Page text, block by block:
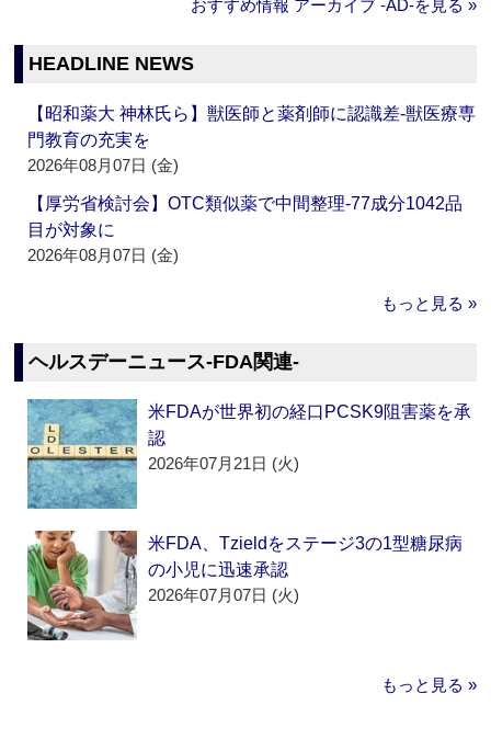
おすすめ情報 アーカイブ ‐AD‐を見る »
HEADLINE NEWS
【昭和薬大 神林氏ら】獣医師と薬剤師に認識差‐獣医療専
門教育の充実を
2026年08月07日 (金)
【厚労省検討会】OTC類似薬で中間整理‐77成分1042品
目が対象に
2026年08月07日 (金)
もっと見る »
ヘルスデーニュース‐FDA関連‐
米FDAが世界初の経口PCSK9阻害薬を承
認
2026年07月21日 (火)
米FDA、Tzieldをステージ3の1型糖尿病
の小児に迅速承認
2026年07月07日 (火)
もっと見る »